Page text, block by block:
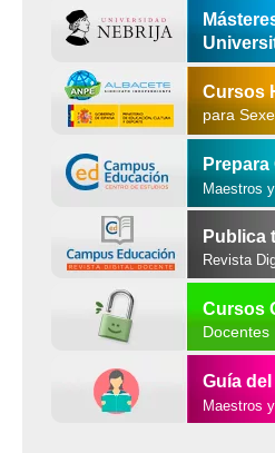
Cursos
para
Maestros
Publica
Revista
Cursos
Docentes
Guía
Maestros